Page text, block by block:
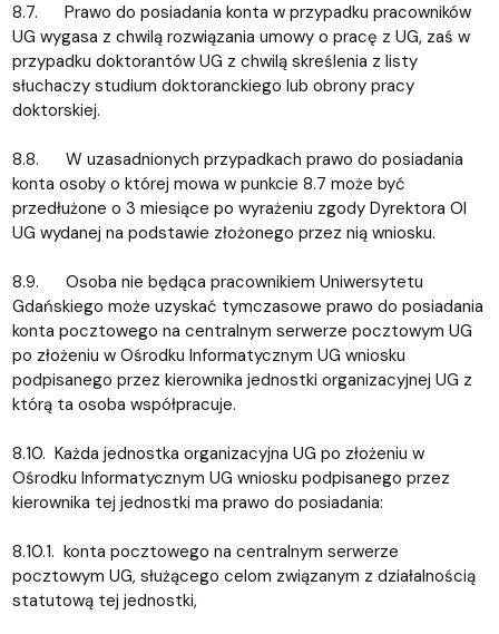
8.7. Prawo do posiadania konta w przypadku pracowników
UG wygasa z chwilą rozwiązania umowy o pracę z UG, zaś w
przypadku doktorantów UG z chwilą skreślenia z listy
słuchaczy studium doktoranckiego lub obrony pracy
doktorskiej.
8.8. W uzasadnionych przypadkach prawo do posiadania
konta osoby o której mowa w punkcie 8.7 może być
przedłużone o 3 miesiące po wyrażeniu zgody Dyrektora OI
UG wydanej na podstawie złożonego przez nią wniosku.
8.9. Osoba nie będąca pracownikiem Uniwersytetu
Gdańskiego może uzyskać tymczasowe prawo do posiadania
konta pocztowego na centralnym serwerze pocztowym UG
po złożeniu w Ośrodku Informatycznym UG wniosku
podpisanego przez kierownika jednostki organizacyjnej UG z
którą ta osoba współpracuje.
8.10. Każda jednostka organizacyjna UG po złożeniu w
Ośrodku Informatycznym UG wniosku podpisanego przez
kierownika tej jednostki ma prawo do posiadania:
8.10.1. konta pocztowego na centralnym serwerze
pocztowym UG, służącego celom związanym z działalnością
statutową tej jednostki,